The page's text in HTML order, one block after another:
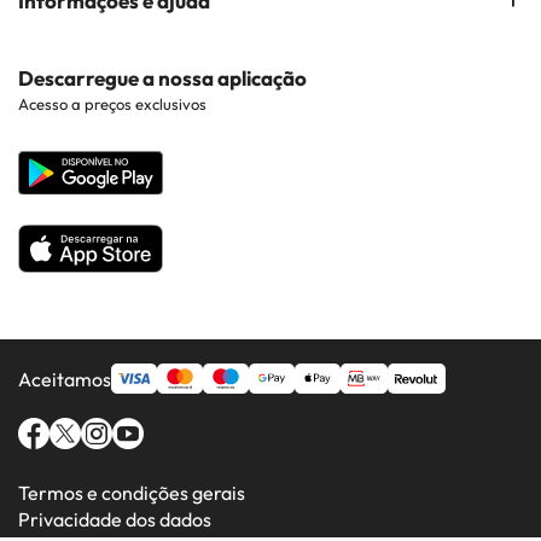
Costa Brava
Costa da luz
Hotéis em Regiões Populares
Todos os Hotéis
Contacto
Web corporativa
Descarregue a nossa aplicação
Acesso a preços exclusivos
Aceitamos
Termos e condições gerais
Privacidade dos dados